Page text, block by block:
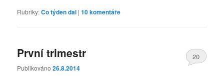
Rubriky:Co týden dal |10komentáře
První trimestr
Publikováno26.8.2014
20